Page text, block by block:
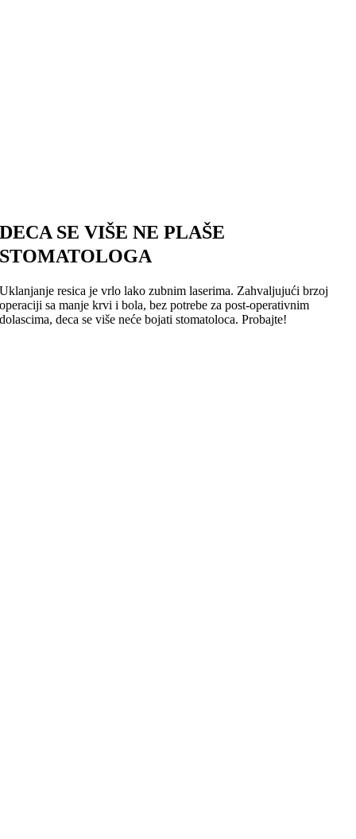
DECA SE VIŠE NE PLAŠE
STOMATOLOGA
Uklanjanje resica je vrlo lako zubnim laserima. Zahvaljujući brzoj
operaciji sa manje krvi i bola, bez potrebe za post-operativnim
dolascima, deca se više neće bojati stomatoloca. Probajte!